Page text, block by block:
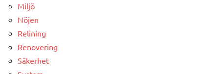
Miljö
Nöjen
Relining
Renovering
Säkerhet